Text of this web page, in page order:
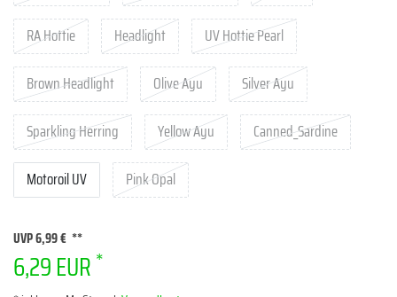
RA Hottie Headlight UV Hottie Pearl
Brown Headlight Olive Ayu Silver Ayu
Sparkling Herring Yellow Ayu Canned_Sardine
Motoroil UV Pink Opal
UVP 6,99 €
6,29 EUR *